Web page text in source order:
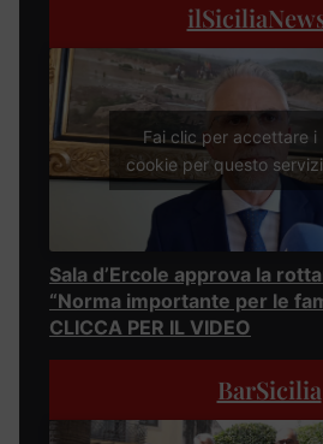
Fai clic per accettare i
cookie per questo
Sala d’Ercole approva la
“Norma importante per le
CLICCA PER IL VIDEO
BarSicilia